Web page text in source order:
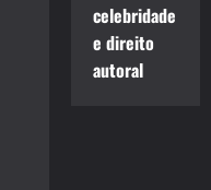
celebridade
e direito
autoral